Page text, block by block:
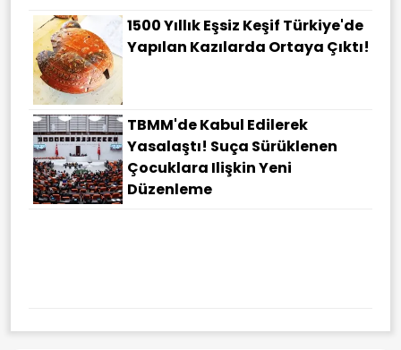
1500 Yıllık Eşsiz Keşif Türkiye'de
Yapılan Kazılarda Ortaya Çıktı!
TBMM'de Kabul Edilerek
Yasalaştı! Suça Sürüklenen
Çocuklara Ilişkin Yeni
Düzenleme